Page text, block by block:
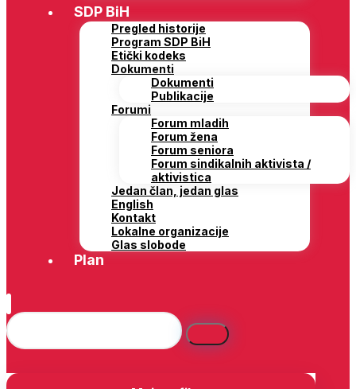
SDP BiH
Pregled historije
Program SDP BiH
Etički kodeks
Dokumenti
Dokumenti
Publikacije
Forumi
Forum mladih
Forum žena
Forum seniora
Forum sindikalnih aktivista /
aktivistica
Jedan član, jedan glas
English
Kontakt
Lokalne organizacije
Glas slobode
Plan